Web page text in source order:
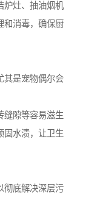
炉灶、抽油烟机
和消毒，确保厨
其是宠物偶尔会
缝隙等容易滋生
固水渍，让卫生
彻底解决深层污